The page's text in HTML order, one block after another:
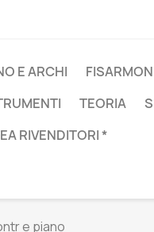
E ARCHI
TEORIA
RIVENDITORI *
e piano